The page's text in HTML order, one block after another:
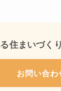
る住まいづ
お問い合わ